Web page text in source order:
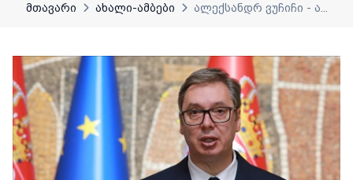
მთავარი ახალი-ამბები ალექსანდრ ვუჩიჩი - ა...